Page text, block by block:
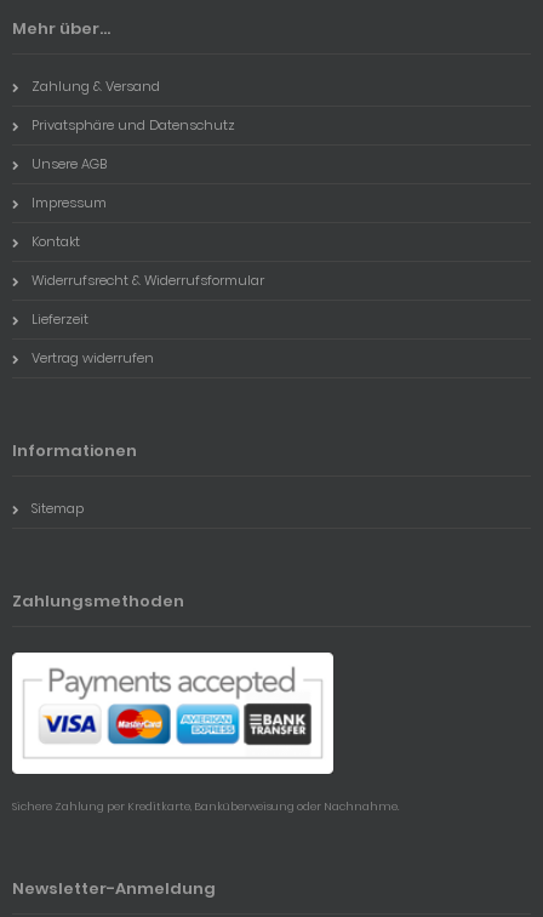
Mehr über...
Zahlung & Versand
Privatsphäre und Datenschutz
Unsere AGB
Impressum
Kontakt
Widerrufsrecht & Widerrufsformular
Lieferzeit
Vertrag widerrufen
Informationen
Sitemap
Zahlungsmethoden
Sichere Zahlung per Kreditkarte, Banküberweisung oder Nachnahme.
Newsletter-Anmeldung